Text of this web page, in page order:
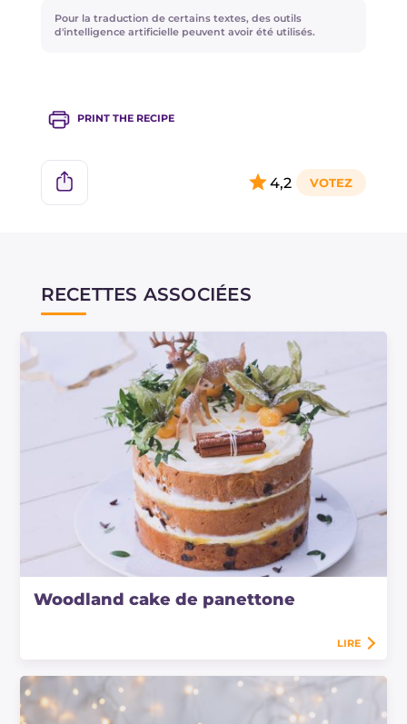
Les éclats de noisettes peuvent être remplacés
par des éclats de pistaches ou d'amandes.
place des groseilles !
Si vous préférez, vous pouvez omettre le
chocolat.
Pour la traduction de certains textes, des outils
d'intelligence artificielle peuvent avoir été utilisés.
PRINT THE RECIPE
4,2
RECETTES ASSOCIÉES
Woodland cake de panettone
LIRE